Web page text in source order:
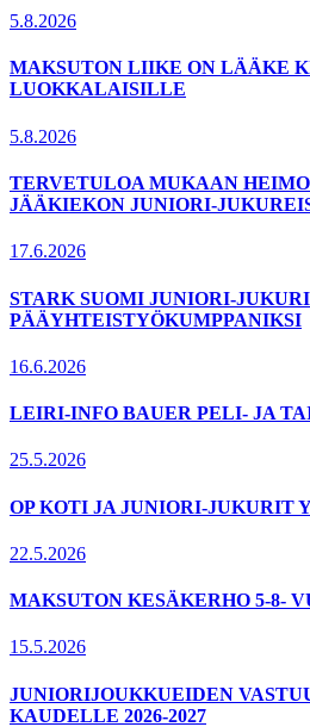
5.8.2026
MAKSUTON LIIKE ON LÄÄKE
LUOKKALAISILLE
5.8.2026
TERVETULOA MUKAAN
JÄÄKIEKON JUNIORI-
17.6.2026
STARK SUOMI JUNIORI-
PÄÄYHTEISTYÖKUMPPANIKSI
16.6.2026
LEIRI-INFO BAUER PELI- JA
25.5.2026
OP KOTI JA JUNIORI-JUKURIT
22.5.2026
MAKSUTON KESÄKERHO 5-8-
15.5.2026
JUNIORIJOUKKUEIDEN
KAUDELLE 2026-2027